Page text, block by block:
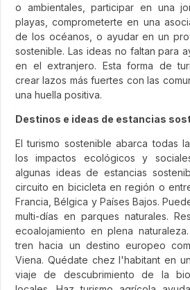
o ambientales, participar en una
playas, comprometerte en una
de los océanos, o ayudar en un
sostenible. Las ideas no faltan para
en el extranjero. Esta forma de
crear lazos más fuertes con las
una huella positiva.
Destinos e ideas de estancias
El turismo sostenible abarca todas
los impactos ecológicos y
algunas ideas de estancias
circuito en bicicleta en región o
Francia, Bélgica y Países Bajos.
multi-días en parques naturales.
ecoalojamiento en plena
tren hacia un destino europeo
Viena. Quédate chez l'habitant en
viaje de descubrimiento de la